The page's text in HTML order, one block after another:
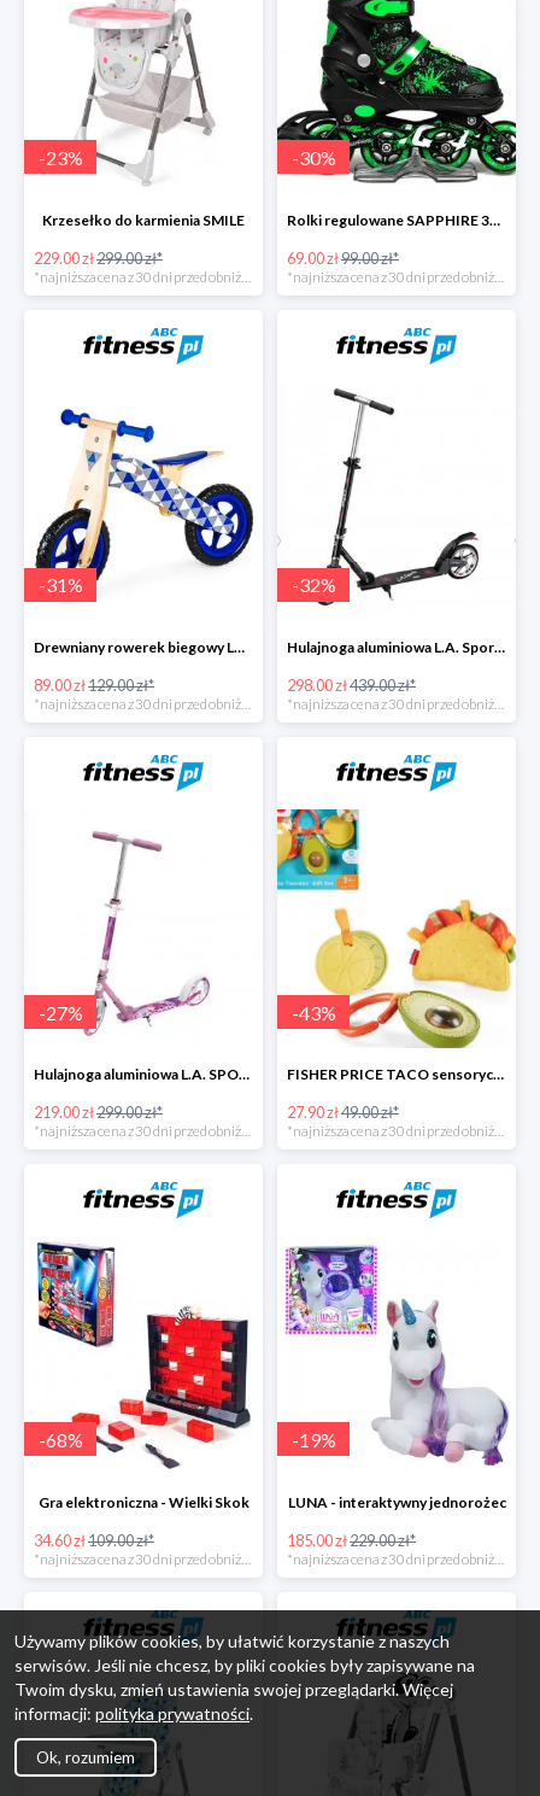
-23%
Krzesełko do karmienia SMILE
229.00 zł299.00 zł*
-30%
Rolki regulowane SAPPHIRE 3W1 IQ4
69.00 zł99.00 zł*
-31%
Drewniany rowerek biegowy Loopy
89.00 zł129.00 zł*
*najniższa cena z 30 dni przed obniżką
-32%
Hulajnoga aluminiowa L.A. Sports
298.00 zł439.00 zł*
*najniższa cena z 30 dni przed obniżką
-27%
Hulajnoga aluminiowa L.A. SPORTS CITY
219.00 zł299.00 zł*
*najniższa cena z 30 dni przed obniżką
-43%
FISHER PRICE TACO sensoryczny zestaw zawieszek
27.90 zł49.00 zł*
*najniższa cena z 30 dni przed obniżką
-68%
Gra elektroniczna - Wielki Skok
34.60 zł109.00 zł*
-19%
LUNA - interaktywny jednorożec
185.00 zł229.00 zł*
Używamy plików cookies, by ułatwić korzystanie z naszych
serwisów. Jeśli nie chcesz, by pliki cookies były zapisywane na
Twoim dysku, zmień ustawienia swojej przeglądarki. Więcej
informacji: polityka prywatności.
Ok, rozumiem